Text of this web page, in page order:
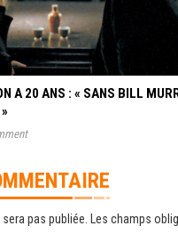
A 20 ANS : « SANS BILL
pas publiée.
Les champs